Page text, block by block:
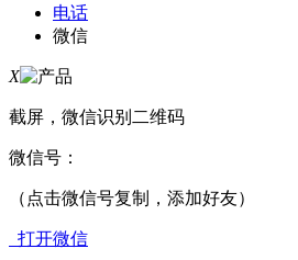
电话
微信
X
截屏，微信识别二维码
微信号：
（点击微信号复制，添加好友）
打开微信